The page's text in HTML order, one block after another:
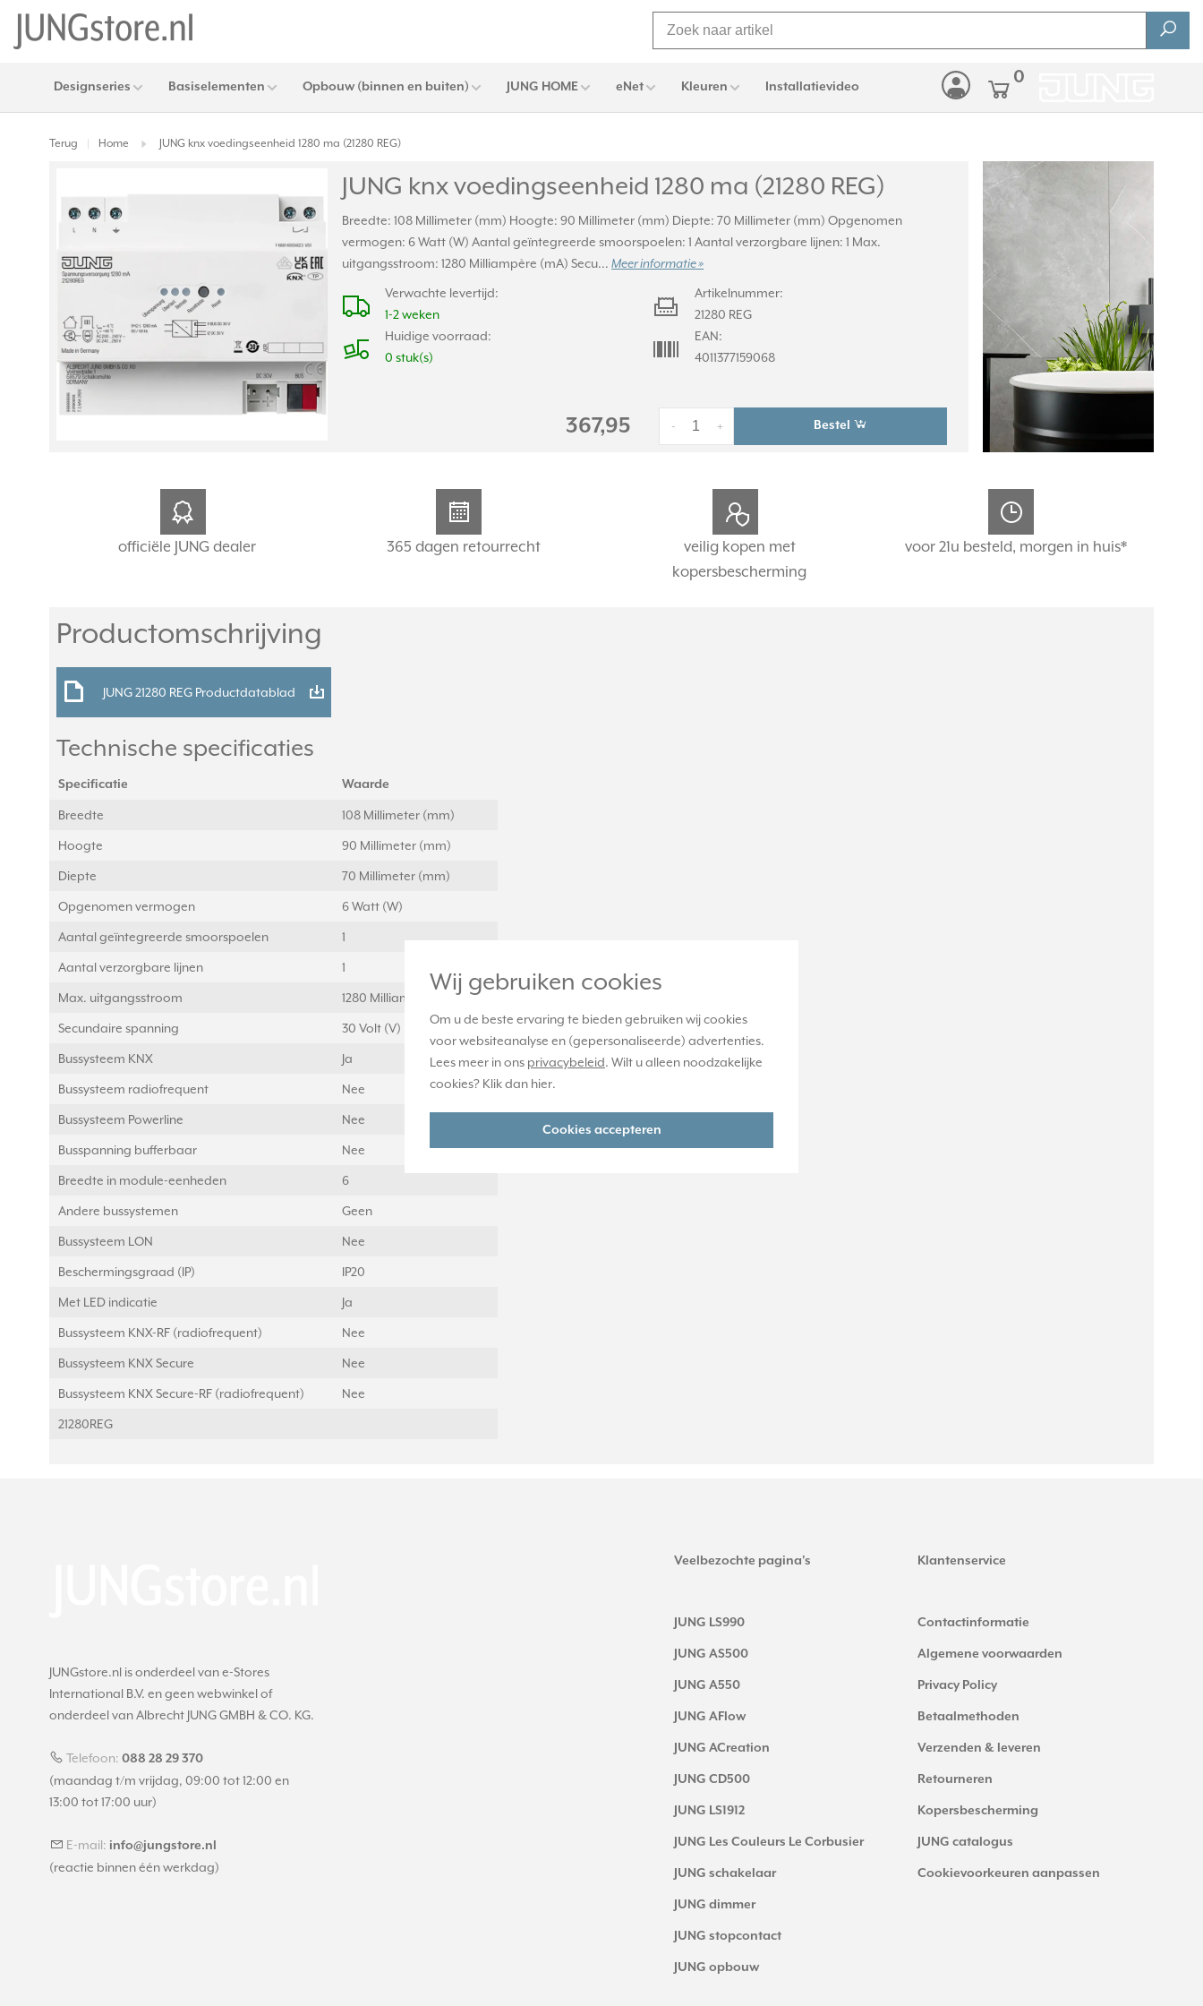
Wij gebruiken cookies
Om u de beste ervaring te bieden gebruiken wij cookies
voor websiteanalyse en (gepersonaliseerde) advertenties.
Lees meer in ons privacybeleid. Wilt u alleen noodzakelijke
cookies? Klik dan hier.
Cookies accepteren
Designseries Basiselementen Opbouw (binnen en buiten) JUNG HOME eNet Kleuren Installatievideo 0
Terug Home JUNG knx voedingseenheid 1280 ma (21280 REG)
JUNG knx voedingseenheid 1280 ma (21280 REG)
Breedte: 108 Millimeter (mm) Hoogte: 90 Millimeter (mm) Diepte: 70 Millimeter (mm) Opgenomen
vermogen: 6 Watt (W) Aantal geïntegreerde smoorspoelen: 1 Aantal verzorgbare lijnen: 1 Max.
uitgangsstroom: 1280 Milliampère (mA) Secu...Meer informatie »
Verwachte levertijd:
1-2 weken
Huidige voorraad:
0 stuk(s)
Artikelnummer:
21280 REG
EAN:
4011377159068
367,95 +
- Bestel
officiële JUNG dealer 365 dagen retourrecht
veilig kopen met
kopersbescherming
voor 21u besteld, morgen in huis*
Productomschrijving
JUNG 21280 REG Productdatablad
Technische specificaties
Specificatie Waarde
Breedte 108 Millimeter (mm)
Hoogte 90 Millimeter (mm)
Diepte 70 Millimeter (mm)
Opgenomen vermogen 6 Watt (W)
Aantal geïntegreerde smoorspoelen 1
Aantal verzorgbare lijnen 1
Max. uitgangsstroom 1280 Milliampère (mA)
Secundaire spanning 30 Volt (V)
Bussysteem KNX Ja
Bussysteem radiofrequent Nee
Bussysteem Powerline Nee
Busspanning bufferbaar Nee
Breedte in module-eenheden 6
Andere bussystemen Geen
Bussysteem LON Nee
Beschermingsgraad (IP) IP20
Met LED indicatie Ja
Bussysteem KNX-RF (radiofrequent) Nee
Bussysteem KNX Secure Nee
Bussysteem KNX Secure-RF (radiofrequent) Nee
21280REG
JUNGstore.nl is onderdeel van e-Stores
International B.V. en geen webwinkel of
onderdeel van Albrecht JUNG GMBH & CO. KG.
Telefoon: 088 28 29 370
(maandag t/m vrijdag, 09:00 tot 12:00 en
13:00 tot 17:00 uur)
E-mail: info@jungstore.nl
(reactie binnen één werkdag)
Veelbezochte pagina's
JUNG LS990
JUNG AS500
JUNG A550
JUNG AFlow
JUNG ACreation
JUNG CD500
JUNG LS1912
JUNG Les Couleurs Le Corbusier
JUNG schakelaar
JUNG dimmer
JUNG stopcontact
JUNG opbouw
Klantenservice
Contactinformatie
Algemene voorwaarden
Privacy Policy
Betaalmethoden
Verzenden & leveren
Retourneren
Kopersbescherming
JUNG catalogus
Cookievoorkeuren aanpassen